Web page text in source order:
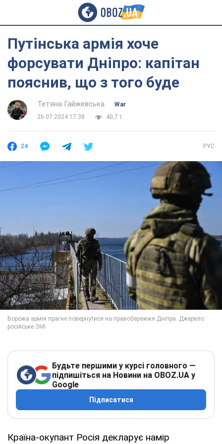
Путінська армія хоче
форсувати Дніпро: капітан
пояснив, що з того буде
Тетяна Гайжевська
War
26.07.2024 17:38
40,7 т.
24 РУС
Будьте першими у курсі головного —
підпишіться на Новини на OBOZ.UA у
Google
Підписатися
Країна-окупант Росія декларує намір